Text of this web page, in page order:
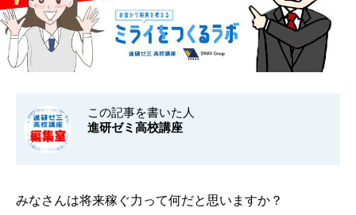
この記事を書いた人
進研ゼミ高校講座
みなさんは将来稼ぐ力って何だと思いますか？